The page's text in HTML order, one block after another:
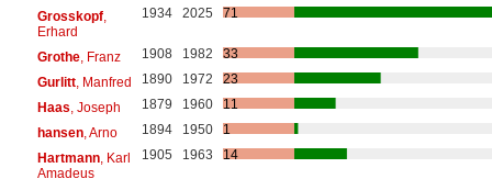
Grosskopf,
Erhard
1934 2025 71
Grothe, Franz 1908 1982
33
Gurlitt, Manfred 1890 1972
23
Haas , Joseph 1879 1960
11
hansen, Arno 1894 1950
1
Hartmann, Karl
Amadeus
1905 1963 14